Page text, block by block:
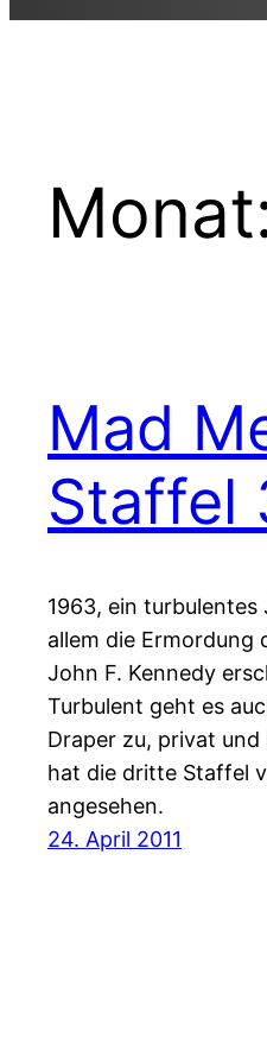
Mad
Staffel
1963, ein turbulentes
allem die Ermordung
John F. Kennedy
Turbulent geht es
Draper zu, privat
hat die dritte Staffel
angesehen.
24. April 2011